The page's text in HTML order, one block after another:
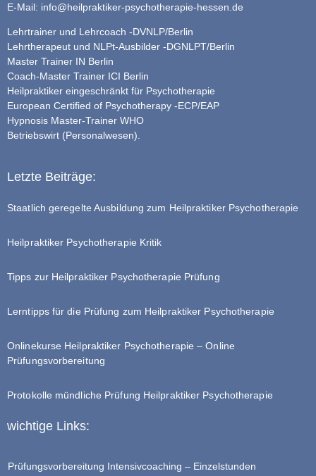
E-Mail: info@heilpraktiker-psychotherapie-hessen.de
Lehrtrainer und Lehrcoach -DVNLP/Berlin
Lehrtherapeut und NLPt-Ausbilder -DGNLPT/Berlin
Master Trainer IN Berlin
Coach-Master Trainer ICI Berlin
Heilpraktiker eingeschränkt für Psychotherapie
European Certified of Psychotherapy -ECP/EAP
Hypnosis Master-Trainer WHO
Betriebswirt (Personalwesen).
Letzte Beiträge:
Staatlich geregelte Ausbildung zum Heilpraktiker Psychotherapie
Heilpraktiker Psychotherapie Kritik
Tipps zur Heilpraktiker Psychotherapie Prüfung
Lerntipps für die Prüfung zum Heilpraktiker Psychotherapie
Onlinekurse Heilpraktiker Psychotherapie – Online
Prüfungsvorbereitung
Protokolle mündliche Prüfung Heilpraktiker Psychotherapie
wichtige Links:
Prüfungsvorbereitung Intensivcoaching – Einzelstunden